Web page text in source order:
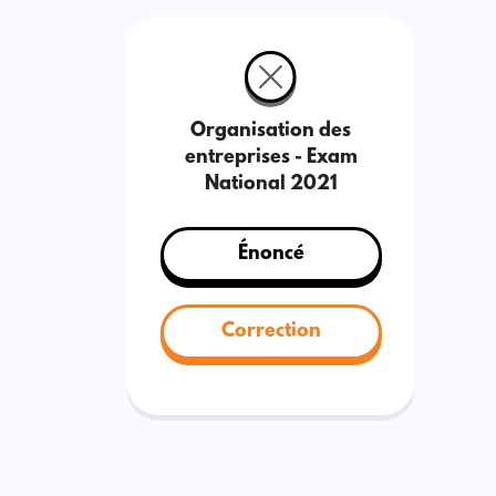
Organisation des
entreprises - Exam
National 2021
Énoncé
Correction